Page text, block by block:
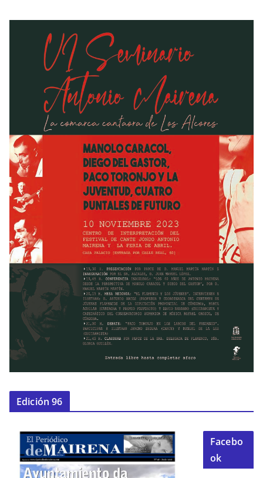
Edición 96
Facebo
ok